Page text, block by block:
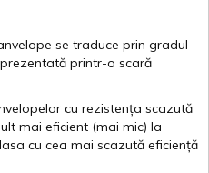
se traduce prin gradul
printr-o scară
cu rezistența scazută
mai eficient (mai mic) la
cu cea mai scazută eficiență